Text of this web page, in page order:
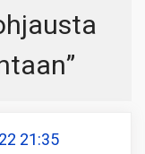
”
21:35